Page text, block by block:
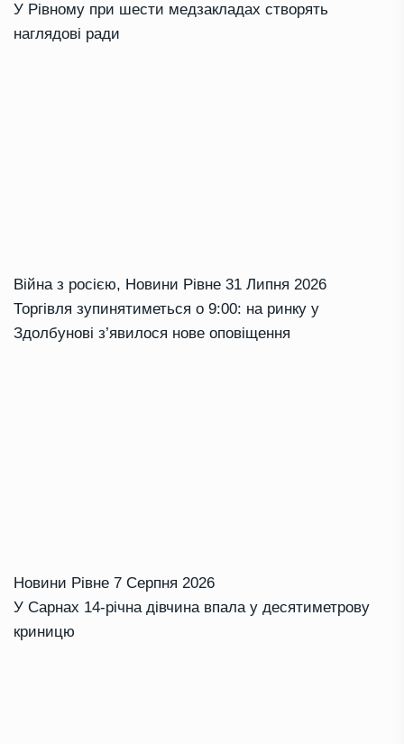
У Рівному при шести медзакладах створять
наглядові ради
Війна з росією, Новини Рівне 31 Липня 2026
Торгівля зупинятиметься о 9:00: на ринку у
Здолбунові з’явилося нове оповіщення
Новини Рівне 7 Серпня 2026
У Сарнах 14-річна дівчина впала у десятиметрову
криницю